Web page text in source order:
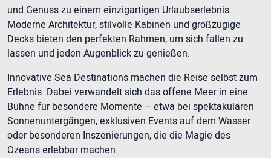
und Genuss zu einem einzigartigen Urlaubserlebnis.
Moderne Architektur, stilvolle Kabinen und großzügige
Decks bieten den perfekten Rahmen, um sich fallen zu
lassen und jeden Augenblick zu genießen.
Innovative Sea Destinations machen die Reise selbst zum
Erlebnis. Dabei verwandelt sich das offene Meer in eine
Bühne für besondere Momente – etwa bei spektakulären
Sonnenuntergängen, exklusiven Events auf dem Wasser
oder besonderen Inszenierungen, die die Magie des
Ozeans erlebbar machen.